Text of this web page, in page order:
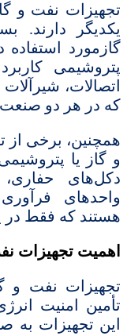
تجهیزات نفت و
یکدیگر دارند.
گازمورد
پتروشیمی
اتصالات،
که در هر دو صنعت
همچنین، برخی
و گاز یا
دکل‌های حفاری،
واحدهای
هستند که فقط در
اهمیت تجهیزات
تجهیزات نفت و
تأمین امنیت
این تجهیزات به